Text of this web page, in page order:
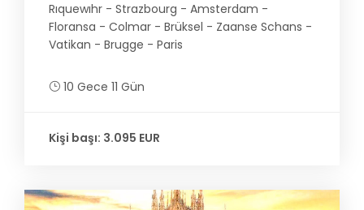
Rıquewıhr - Strazbourg - Amsterdam -
Floransa - Colmar - Brüksel - Zaanse Schans -
Vatikan - Brugge - Paris
10 Gece 11 Gün
Kişi başı: 3.095 EUR